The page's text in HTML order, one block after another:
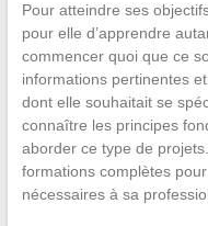
Pour atteindre ses
pour elle d’apprendre
commencer quoi que ce
informations pertinentes
dont elle souhaitait se
connaître les principes
aborder ce type de
formations complètes
nécessaires à sa